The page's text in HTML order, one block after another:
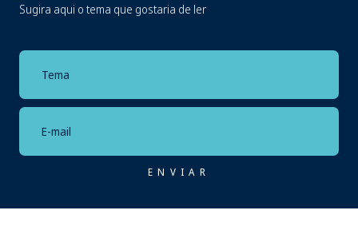
Sugira aqui o tema que gostaria de ler